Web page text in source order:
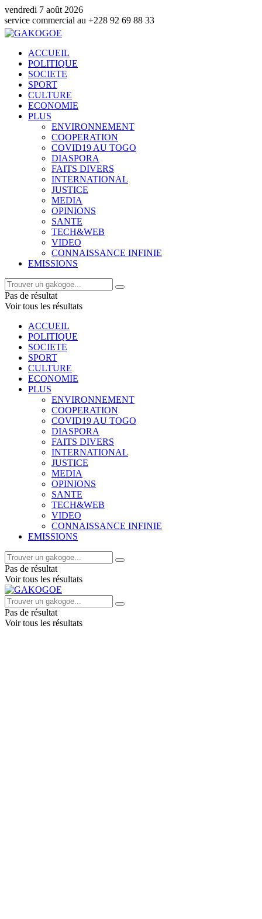
vendredi 7 août 2026
au +228 92 69 88 33
ACCUEIL
POLITIQUE
SOCIETE
SPORT
CULTURE
ECONOMIE
PLUS
ENVIRONNEMENT
COOPERATION
COVID19 AU TOGO
DIASPORA
FAITS DIVERS
INTERNATIONAL
JUSTICE
MEDIA
OPINIONS
SANTE
TECH&WEB
VIDEO
CONNAISSANCE INFINIE
EMISSIONS
Pas de résultat
Voir tous les résultats
ACCUEIL
POLITIQUE
SOCIETE
SPORT
CULTURE
ECONOMIE
PLUS
ENVIRONNEMENT
COOPERATION
COVID19 AU TOGO
DIASPORA
FAITS DIVERS
INTERNATIONAL
JUSTICE
MEDIA
OPINIONS
SANTE
TECH&WEB
VIDEO
CONNAISSANCE INFINIE
EMISSIONS
Pas de résultat
Voir tous les résultats
Pas de résultat
Voir tous les résultats